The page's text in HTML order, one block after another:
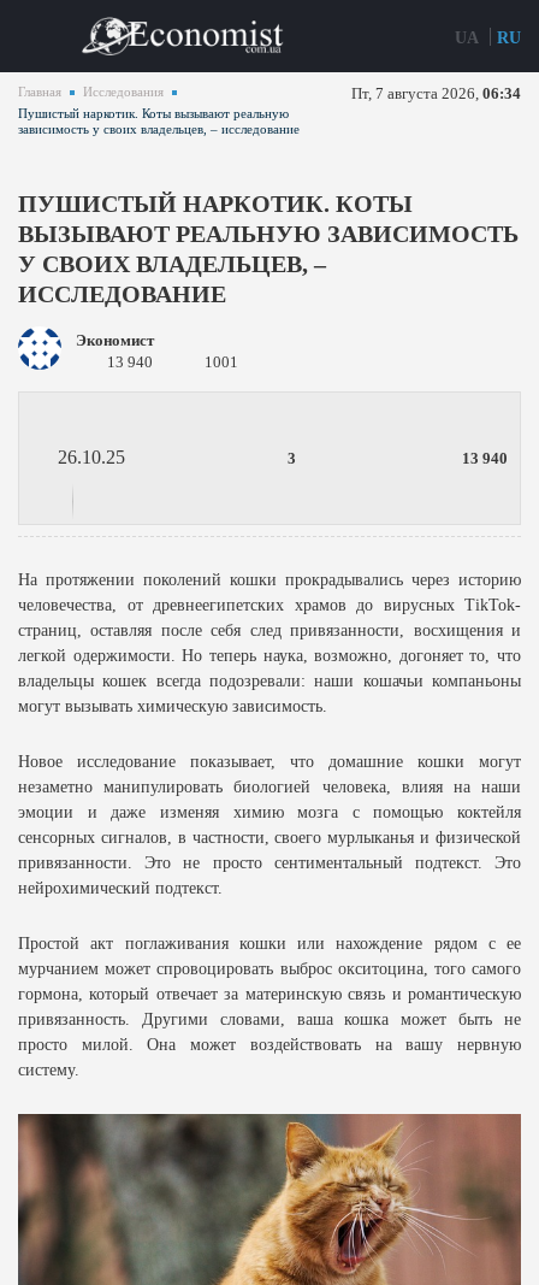
UA RU
Главная
Исследования
Пушистый наркотик. Коты вызывают реальную
зависимость у своих владельцев, – исследование
Пт, 7 августа 2026, 06:34
ПУШИСТЫЙ НАРКОТИК. КОТЫ
ВЫЗЫВАЮТ РЕАЛЬНУЮ ЗАВИСИМОСТЬ
У СВОИХ ВЛАДЕЛЬЦЕВ, –
ИССЛЕДОВАНИЕ
Экономист
13 940
1001
26.10.25 3 13 940
На протяжении поколений кошки прокрадывались через историю
человечества, от древнеегипетских храмов до вирусных TikTok-
страниц, оставляя после себя след привязанности, восхищения и
легкой одержимости. Но теперь наука, возможно, догоняет то, что
владельцы кошек всегда подозревали: наши кошачьи компаньоны
могут вызывать химическую зависимость.
Новое исследование показывает, что домашние кошки могут
незаметно манипулировать биологией человека, влияя на наши
эмоции и даже изменяя химию мозга с помощью коктейля
сенсорных сигналов, в частности, своего мурлыканья и физической
привязанности. Это не просто сентиментальный подтекст. Это
нейрохимический подтекст.
Простой акт поглаживания кошки или нахождение рядом с ее
мурчанием может спровоцировать выброс окситоцина, того самого
гормона, который отвечает за материнскую связь и романтическую
привязанность. Другими словами, ваша кошка может быть не
просто милой. Она может воздействовать на вашу нервную
систему.